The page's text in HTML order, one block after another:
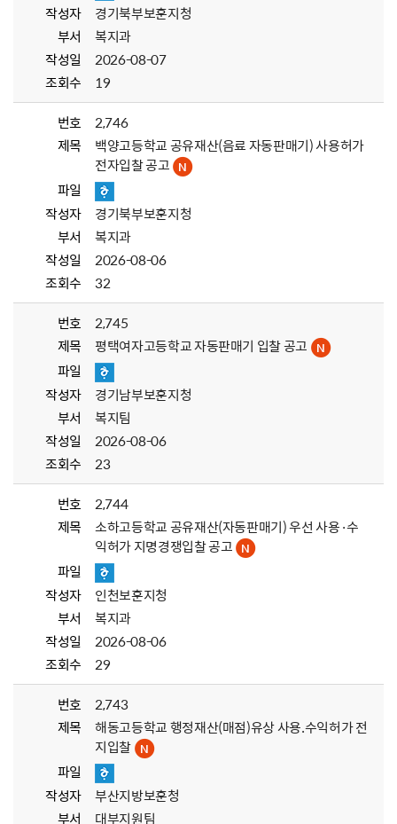
작성자
경기북부보훈지청
부서
복지과
작성일
2026-08-07
조회수
19
번호
2,746
제목
백양고등학교 공유재산(음료 자동판매기) 사용허가
전자입찰 공고
파일
작성자
경기북부보훈지청
부서
복지과
작성일
2026-08-06
조회수
32
번호
2,745
제목
평택여자고등학교 자동판매기 입찰 공고
파일
작성자
경기남부보훈지청
부서
복지팀
작성일
2026-08-06
조회수
23
번호
2,744
제목
소하고등학교 공유재산(자동판매기) 우선 사용·수
익허가 지명경쟁입찰 공고
파일
작성자
인천보훈지청
부서
복지과
작성일
2026-08-06
조회수
29
번호
2,743
제목
해동고등학교 행정재산(매점)유상 사용.수익허가 전
지입찰
파일
작성자
부산지방보훈청
부서
대부지원팀